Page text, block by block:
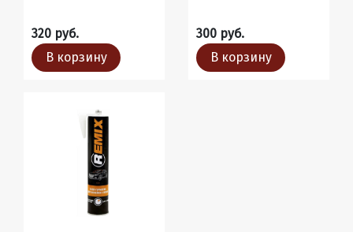
320 руб.
В корзину
300 руб.
В корзину